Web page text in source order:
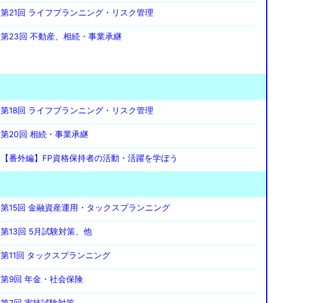
第21回 ライフプランニング・リスク管理
第23回 不動産、相続・事業承継
第18回 ライフプランニング・リスク管理
第20回 相続・事業承継
【番外編】FP資格保持者の活動・活躍を学ぼう
第15回 金融資産運用・タックスプランニング
第13回 5月試験対策、他
第11回 タックスプランニング
第9回 年金・社会保険